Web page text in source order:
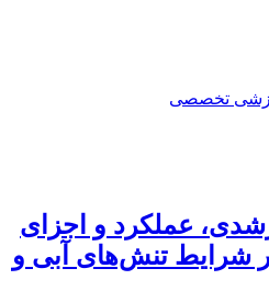
تخصصی
عملکرد و اجزای
شرایط تنش‌‌های آبی و